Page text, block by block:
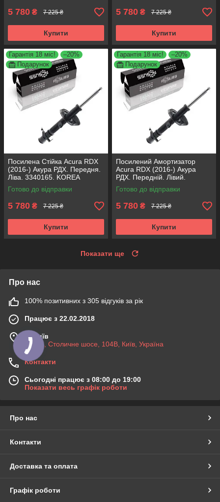
5 780 ₴ 7 225 ₴
Купити
5 780 ₴ 7 225 ₴
Купити
Гарантія 18 міс!
–20%
Подарунок
Посилена Стійка Acura RDX
(2016-) Акура РДХ. Передня.
Ліва. 3340165. KOREA
Аксусс!
Готово до відправки
5 780 ₴ 7 225 ₴
Купити
Гарантія 18 міс!
–20%
Подарунок
Посилений Амортизатор
Acura RDX (2016-) Акура
РДХ. Передній. Лівий.
3340165. KOREA Аксусс!
Готово до відправки
5 780 ₴ 7 225 ₴
Купити
Показати ще
Про нас
100% позитивних з 305 відгуків за рік
Працює з 22.02.2018
м. Київ
03045, Столичне шосе, 104B, Київ, Україна
Контакти
Сьогодні працює з 08:00 до 19:00
Показати весь графік роботи
Про нас
Контакти
Доставка та оплата
Графік роботи